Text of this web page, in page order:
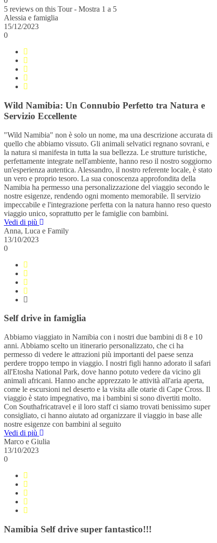
5 reviews on this Tour - Mostra 1 a 5
Alessia e famiglia
15/12/2023
0
Wild Namibia: Un Connubio Perfetto tra Natura e
Servizio Eccellente
"Wild Namibia" non è solo un nome, ma una descrizione accurata di
quello che abbiamo vissuto. Gli animali selvatici regnano sovrani, e
la natura si manifesta in tutta la sua bellezza. Le strutture turistiche,
perfettamente integrate nell'ambiente, hanno reso il nostro soggiorno
un'esperienza autentica. Alessandro, il nostro referente locale, è stato
un vero e proprio tesoro. La sua conoscenza approfondita della
Namibia ha permesso una personalizzazione del viaggio secondo le
nostre esigenze, rendendo ogni momento memorabile. Il servizio
impeccabile e l'integrazione perfetta con la natura hanno reso questo
viaggio unico, soprattutto per le famiglie con bambini.
Vedi di più
Anna, Luca e Family
13/10/2023
0
Self drive in famiglia
Abbiamo viaggiato in Namibia con i nostri due bambini di 8 e 10
anni. Abbiamo scelto un itinerario personalizzato, che ci ha
permesso di vedere le attrazioni più importanti del paese senza
perdere troppo tempo in viaggio. I nostri figli hanno adorato il safari
all'Etosha National Park, dove hanno potuto vedere da vicino gli
animali africani. Hanno anche apprezzato le attività all'aria aperta,
come le escursioni nel deserto e la visita alle otarie di Cape Cross. Il
viaggio è stato impegnativo, ma i bambini si sono divertiti molto.
Con Southafricatravel e il loro staff ci siamo trovati benissimo super
consigliato, ci hanno aiutato ad organizzare il viaggio in base alle
nostre esigenze con bambini al seguito
Vedi di più
Marco e Giulia
13/10/2023
0
Namibia Self drive super fantastico!!!